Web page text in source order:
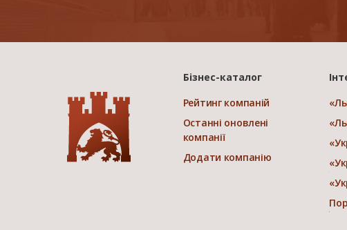
Бізнес-каталог
Рейтинг компаній
Останні оновлені
компанії
Додати компанію